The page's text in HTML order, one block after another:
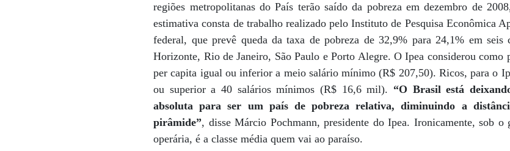
regiões metropolitanas do País terão saído da pobreza em dezembro de
estimativa consta de trabalho realizado pelo Instituto de Pesquisa Econômica
federal, que prevê queda da taxa de pobreza de 32,9% para 24,1% em
Horizonte, Rio de Janeiro, São Paulo e Porto Alegre. O Ipea considerou como
per capita igual ou inferior a meio salário mínimo (R$ 207,50). Ricos, para o
ou superior a 40 salários mínimos (R$ 16,6 mil). “O Brasil está
absoluta para ser um país de pobreza relativa, diminuindo a
pirâmide”, disse Márcio Pochmann, presidente do Ipea. Ironicamente, sob
operária, é a classe média quem vai ao paraíso.